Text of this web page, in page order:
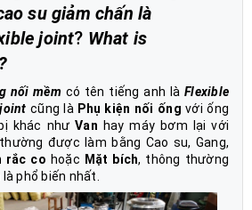
su giảm chấn là
joint? What is
nối mềm có tên tiếng anh làFlexible
cũng là Phụ kiện nối ống với ống
khác nhưVan hay máy bơm lại với
được làm bằng Cao su, Gang,
rắc co hoặc Mặt bích, thông thường
phổ biến nhất.